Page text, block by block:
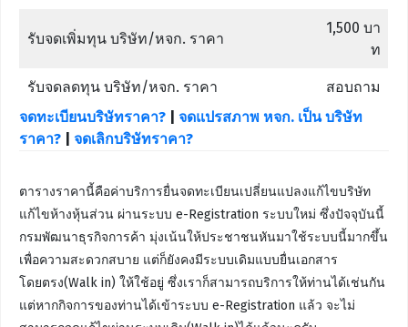
รับจดเพิ่มทุน บริษัท/หจก. ราคา
1,500 บา
ท
รับจดลดทุน บริษัท/หจก. ราคา
สอบถาม
จดทะเบียนบริษัทราคา?
จดแปรสภาพ หจก. เป็น บริษัท
ราคา?
จดเลิกบริษัทราคา?
ตารางราคานี้คือค่าบริการยื่นจดทะเบียนเปลี่ยนแปลงแก้ไขบริษัท
แก้ไขห้างหุ้นส่วน ผ่านระบบ e-Registration ระบบใหม่ ซึ่งปัจจุบันนี้
กรมพัฒนาธุรกิจการค้า มุ่งเน้นให้ประชาชนหันมาใช้ระบบนี้มากขึ้น
เพื่อความสะดวกสบาย แต่ก็ยังคงมีระบบเดิมแบบยื่นเอกสาร
โดยตรง(Walk in) ให้ใช้อยู่ ซึ่งเราก็สามารถบริการให้ท่านได้เช่นกัน
แต่หากกิจการของท่านได้เข้าระบบ e-Registration แล้ว จะไม่